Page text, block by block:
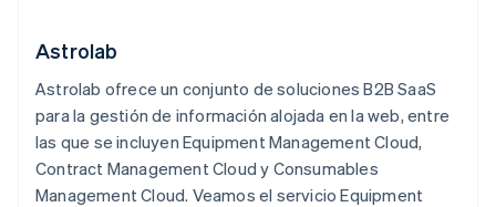
Astrolab
Astrolab ofrece un conjunto de soluciones B2B SaaS
para la gestión de información alojada en la web, entre
las que se incluyen Equipment Management Cloud,
Contract Management Cloud y Consumables
Management Cloud. Veamos el servicio Equipment